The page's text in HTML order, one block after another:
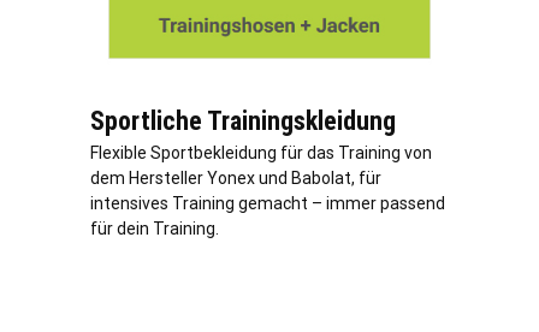
Sportliche Trainingskleidung
Flexible Sportbekleidung für das Training von
dem Hersteller Yonex und Babolat, für
intensives Training gemacht – immer passend
für dein Training.